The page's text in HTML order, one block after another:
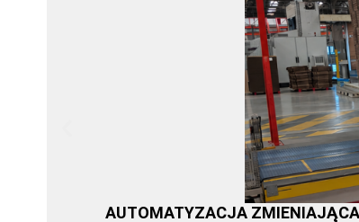
AUTOMATYZACJA ZMIENIAJĄCA